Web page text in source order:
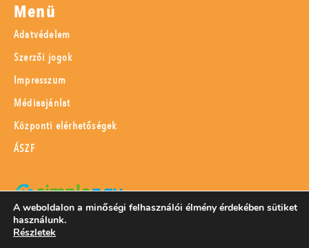
Menü
Adatvédelem
Szerzői jogok
Impresszum
Médiaajánlat
Központi elérhetőségek
ÁSZF
SimplePay adattovábbítási nyilatkozat
A weboldalon a minőségi felhasználói élmény érdekében sütiket
használunk.
Részletek